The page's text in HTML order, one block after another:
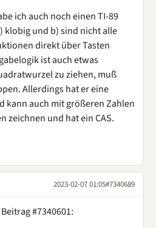
ich auch noch einen TI-89
klobig und b) sind nicht alle
direkt über Tasten
ist auch etwas
zu ziehen, muß
Allerdings hat er eine
kann auch mit größeren Zahlen
zeichnen und hat ein CAS.
2023-02-07 01:05#7340689
#7340601: